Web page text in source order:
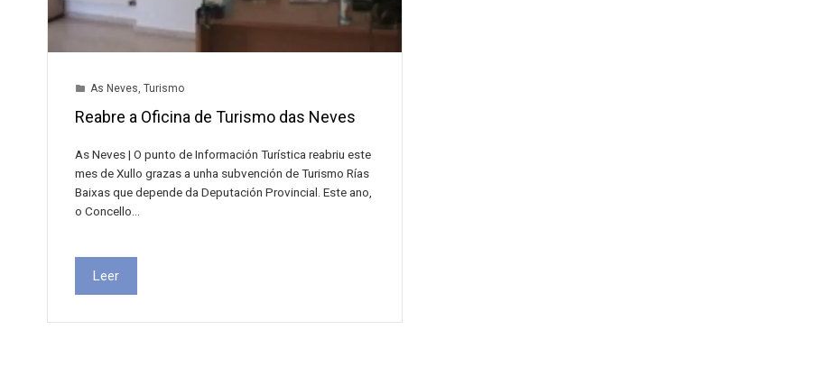
As Neves Turismo
Reabre a Oficina de Turismo das Neves
As Neves | O punto de Información Turística reabriu este
mes de Xullo grazas a unha subvención de Turismo Rías
Baixas que depende da Deputación Provincial. Este ano,
o Concello…
Leer